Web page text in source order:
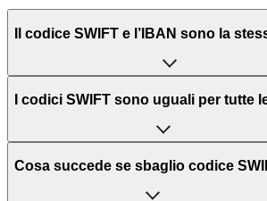
Il codice SWIFT e l’IBAN sono la
L'acronimo SWIFT sta per “Society for
per l’elaborazione dei pagamenti tra
Il BIC, invece, sta per “Bank Identifier
I codici SWIFT sono uguali per tutte
Dipende dalle banche. In alcuni casi le
Cosa succede se sbaglio codice